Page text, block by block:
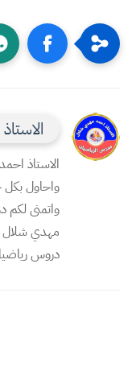
الاستاذ
واحاول
واتمنى لكم
مهدي شلال )
دروس